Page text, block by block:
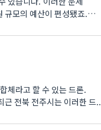
규모의 예산이 편성됐죠.
체라고 할 수 있는 드론.
근 전북 전주시는 이러한 드..